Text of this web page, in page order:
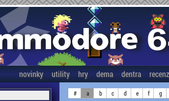
novinky utility hry dema dentra
# a b c d e f g